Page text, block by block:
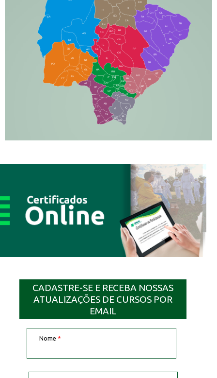
AQ
MI
AN
RI
CR
FI
SG
BA
CA
PA
CH CL
PB
SE
TL
AG
BR
SR
BT
AR
RP
RO
JG
CG
SI
NA
TA
NH
JT
RB
MA
IT
DR
DO
CP
JU
NV
IQ
EL
BD
BO
NI
JD
PO
BV
CC
PP
AJ
LC
AM
AB
JP
DB
TE
CS
PR
TA
SQ
IG
MN
IN
NO
BP
RN
CN
GL
AN
IV
FS
VC
GD
DE
AT
LA
CADASTRE-SE E RECEBA NOSSAS
ATUALIZAÇÕES DE CURSOS POR
EMAIL
Nome *